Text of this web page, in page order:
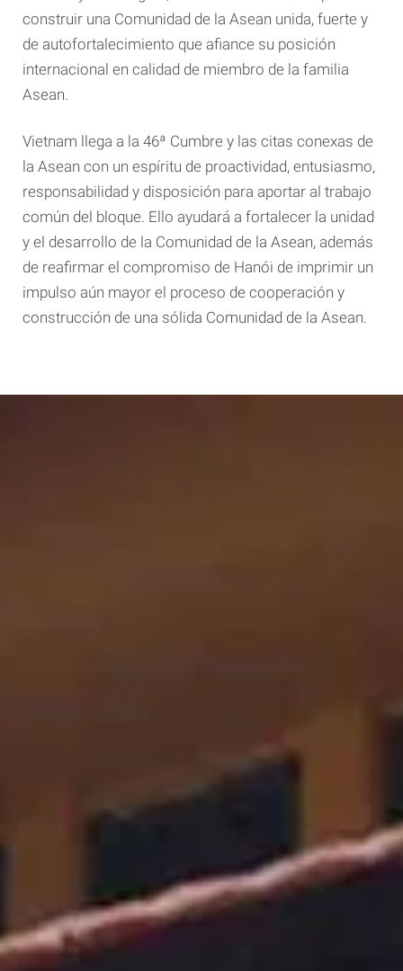
construir una Comunidad de la Asean unida, fuerte y
de autofortalecimiento que afiance su posición
internacional en calidad de miembro de la familia
Asean.
Vietnam llega a la 46ª Cumbre y las citas conexas de
la Asean con un espíritu de proactividad, entusiasmo,
responsabilidad y disposición para aportar al trabajo
común del bloque. Ello ayudará a fortalecer la unidad
y el desarrollo de la Comunidad de la Asean, además
de reafirmar el compromiso de Hanói de imprimir un
impulso aún mayor el proceso de cooperación y
construcción de una sólida Comunidad de la Asean.